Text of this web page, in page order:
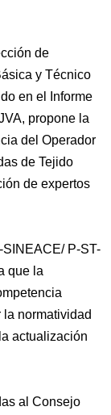
de
y Técnico
en el Informe
propone la
del Operador
de Tejido
de expertos
SINEACE/ P-ST-
que la
normatividad
actualización
al Consejo